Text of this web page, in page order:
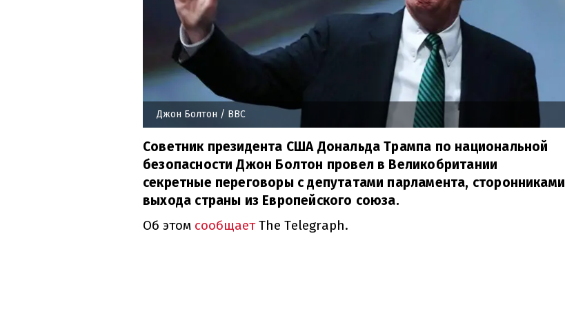
Джон Болтон / BBC
Советник президента США Дональда Трампа по национальной
безопасности Джон Болтон провел в Великобритании
секретные переговоры с депутатами парламента, сторонниками
выхода страны из Европейского союза.
Об этом сообщаетThe Telegraph.